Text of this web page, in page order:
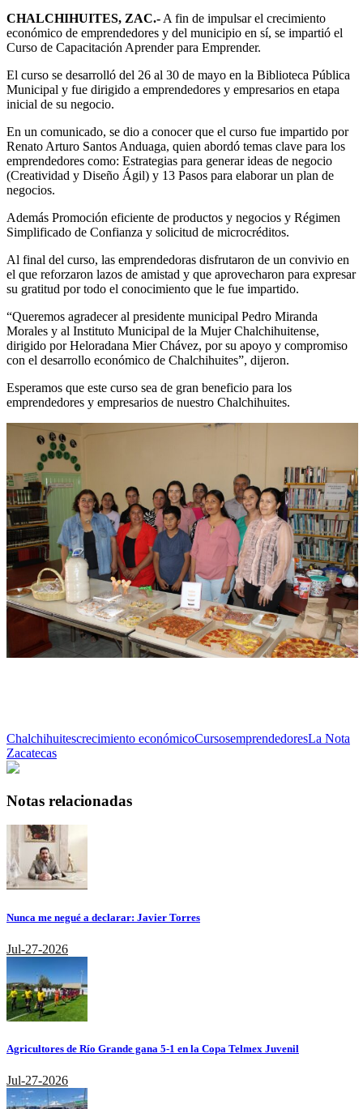
CHALCHIHUITES, ZAC.- A fin de impulsar el crecimiento
económico de emprendedores y del municipio en sí, se impartió el
Curso de Capacitación Aprender para Emprender.
El curso se desarrolló del 26 al 30 de mayo en la Biblioteca Pública
Municipal y fue dirigido a emprendedores y empresarios en etapa
inicial de su negocio.
En un comunicado, se dio a conocer que el curso fue impartido por
Renato Arturo Santos Anduaga, quien abordó temas clave para los
emprendedores como: Estrategias para generar ideas de negocio
(Creatividad y Diseño Ágil) y 13 Pasos para elaborar un plan de
negocios.
Además Promoción eficiente de productos y negocios y Régimen
Simplificado de Confianza y solicitud de microcréditos.
Al final del curso, las emprendedoras disfrutaron de un convivio en
el que reforzaron lazos de amistad y que aprovecharon para expresar
su gratitud por todo el conocimiento que le fue impartido.
“Queremos agradecer al presidente municipal Pedro Miranda
Morales y al Instituto Municipal de la Mujer Chalchihuitense,
dirigido por Heloradana Mier Chávez, por su apoyo y compromiso
con el desarrollo económico de Chalchihuites”, dijeron.
Esperamos que este curso sea de gran beneficio para los
emprendedores y empresarios de nuestro Chalchihuites.
Chalchihuitescrecimiento económicoCursosemprendedoresLa Nota
Zacatecas
Notas relacionadas
Nunca me negué a declarar: Javier Torres
Jul-27-2026
Agricultores de Río Grande gana 5-1 en la Copa Telmex Juvenil
Jul-27-2026